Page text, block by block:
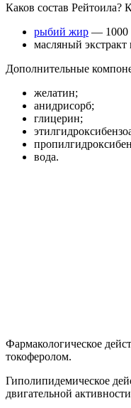
Каков состав
рыбий жир — 1000
масляный
Дополнительные
желатин;
анидрисорб;
глицерин;
вода.
Фармакологическое
токоферолом.
Гиполипидемическое
двигательной